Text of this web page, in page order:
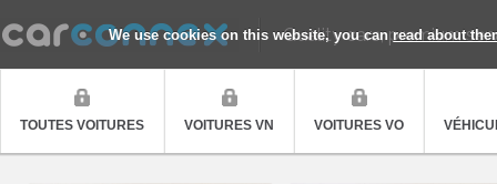
We use cookies on this website, you canread about
Quality cars, premium
TOUTES VOITURES VOITURES VN VOITURES VO